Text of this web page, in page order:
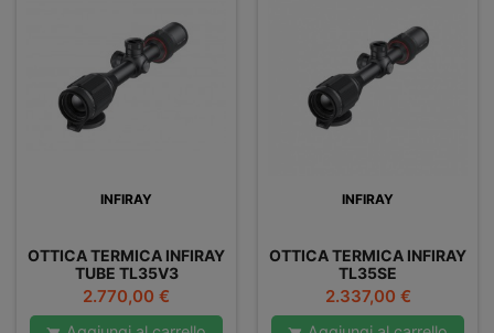
INFIRAY
OTTICA TERMICA INFIRAY
TUBE TL35V3
Prezzo
2.770,00 €
INFIRAY
OTTICA TERMICA INFIRAY
TL35SE
Prezzo
2.337,00 €